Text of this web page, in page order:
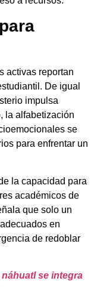
activas reportan
De igual
impulsa
la alfabetización
se
para enfrentar un
la capacidad para
académicos de
que solo un
en
de redoblar
se integra